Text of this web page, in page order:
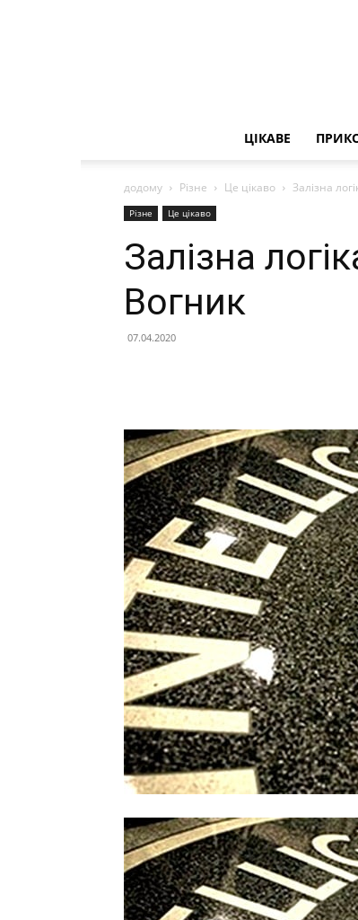
ЦІКАВЕ
додому Різне Це цікаво Залізна
Різне Це цікаво
Залізна
Вогник
07.04.2020